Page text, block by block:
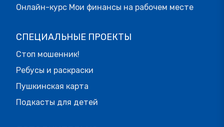
Онлайн-курс Мои финансы на рабочем месте
СПЕЦИАЛЬНЫЕ ПРОЕКТЫ
Стоп мошенник!
Ребусы и раскраски
Пушкинская карта
Подкасты для детей